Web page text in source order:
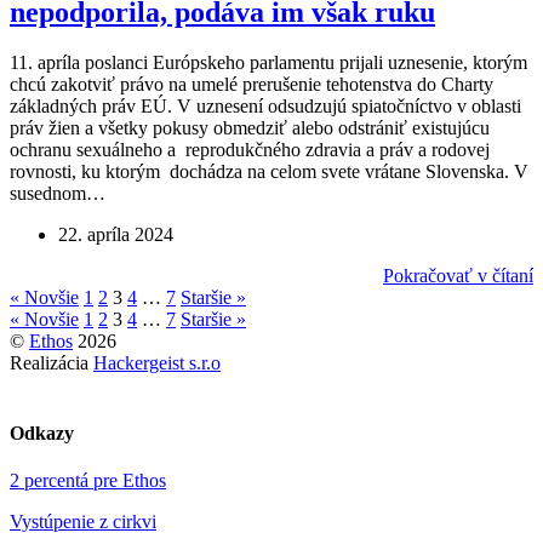
nepodporila, podáva im však ruku
11. apríla poslanci Európskeho parlamentu prijali uznesenie, ktorým
chcú zakotviť právo na umelé prerušenie tehotenstva do Charty
základných práv EÚ. V uznesení odsudzujú spiatočníctvo v oblasti
práv žien a všetky pokusy obmedziť alebo odstrániť existujúcu
ochranu sexuálneho a reprodukčného zdravia a práv a rodovej
rovnosti, ku ktorým dochádza na celom svete vrátane Slovenska. V
susednom…
22. apríla 2024
Pokračovať v čítaní
« Novšie 1 2 3 4 … 7 Staršie »
« Novšie 1 2 3 4 … 7 Staršie »
© Ethos 2026
Realizácia Hackergeist s.r.o
Odkazy
2 percentá pre Ethos
Vystúpenie z cirkvi